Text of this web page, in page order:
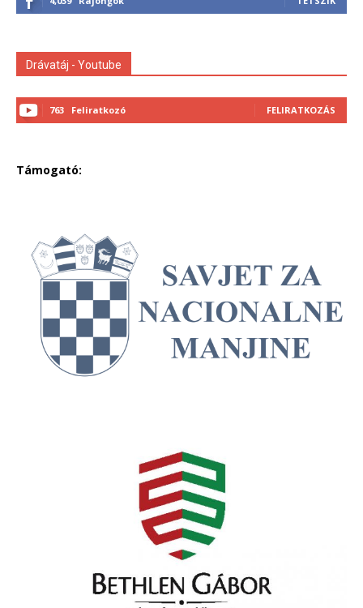
Drávatáj - Youtube
763 Feliratkozó FELIRATKOZÁS
Támogató: